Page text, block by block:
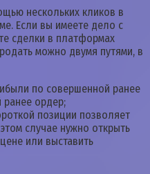
нескольких кликов в
Если вы имеете дело с
сделки в платформах
можно двумя путями, в
по совершенной ранее
ранее ордер;
позиции позволяет
случае нужно открыть
или выставить